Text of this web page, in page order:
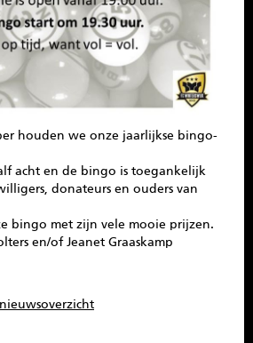
houden we onze jaarlijkse bingo-
acht en de bingo is toegankelijk
donateurs en ouders van
bingo met zijn vele mooie prijzen.
en/of Jeanet Graaskamp